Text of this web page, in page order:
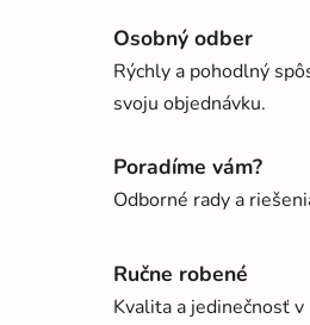
Osobný odber
Rýchly a pohodlný
svoju objednávku.
Poradíme vám?
Odborné rady a
Ručne robené
Kvalita a jedinečnosť